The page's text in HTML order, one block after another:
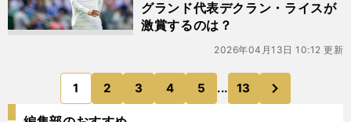
グランド代表デクラン・ライスが
激賞するのは？
2026年04月13日 10:12 更新
1 2 3 4 5 ... 13